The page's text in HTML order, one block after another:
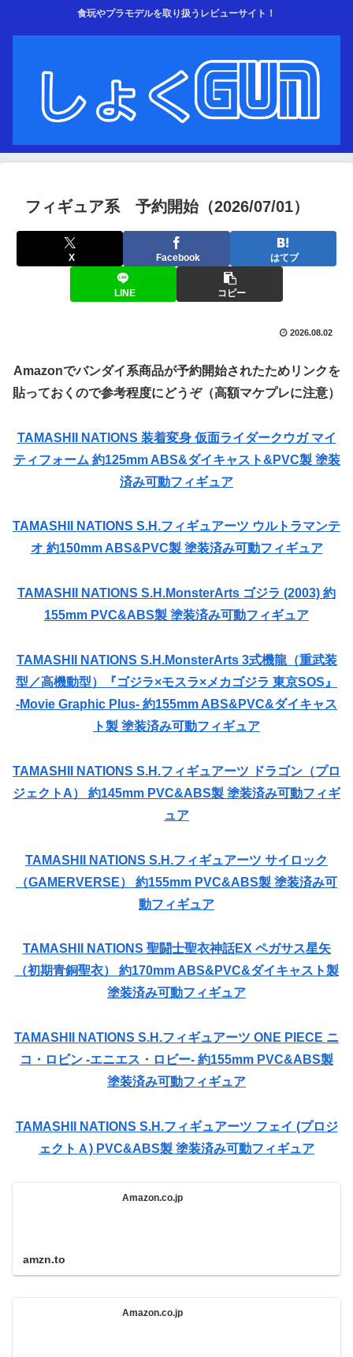
食玩やプラモデルを取り扱うレビューサイト！
フィギュア系 予約開始（2026/07/01）
X Facebook はてブ
LINE コピー
2026.08.02
Amazonでバンダイ系商品が予約開始されたためリンクを
貼っておくので参考程度にどうぞ（高額マケプレに注意）
TAMASHII NATIONS 装着変身 仮面ライダークウガ マイ
ティフォーム 約125mm ABS&ダイキャスト&PVC製 塗装
済み可動フィギュア
TAMASHII NATIONS S.H.フィギュアーツ ウルトラマンテ
オ 約150mm ABS&PVC製 塗装済み可動フィギュア
TAMASHII NATIONS S.H.MonsterArts ゴジラ (2003) 約
155mm PVC&ABS製 塗装済み可動フィギュア
TAMASHII NATIONS S.H.MonsterArts 3式機龍（重武装
型／高機動型）『ゴジラ×モスラ×メカゴジラ 東京SOS』
-Movie Graphic Plus- 約155mm ABS&PVC&ダイキャス
ト製 塗装済み可動フィギュア
TAMASHII NATIONS S.H.フィギュアーツ ドラゴン（プロ
ジェクトA） 約145mm PVC&ABS製 塗装済み可動フィギ
ュア
TAMASHII NATIONS S.H.フィギュアーツ サイロック
（GAMERVERSE） 約155mm PVC&ABS製 塗装済み可
動フィギュア
TAMASHII NATIONS 聖闘士聖衣神話EX ペガサス星矢
（初期青銅聖衣） 約170mm ABS&PVC&ダイキャスト製
塗装済み可動フィギュア
TAMASHII NATIONS S.H.フィギュアーツ ONE PIECE ニ
コ・ロビン -エニエス・ロビー- 約155mm PVC&ABS製
塗装済み可動フィギュア
TAMASHII NATIONS S.H.フィギュアーツ フェイ (プロジ
ェクトＡ) PVC&ABS製 塗装済み可動フィギュア
Amazon.co.jp
amzn.to
Amazon.co.jp